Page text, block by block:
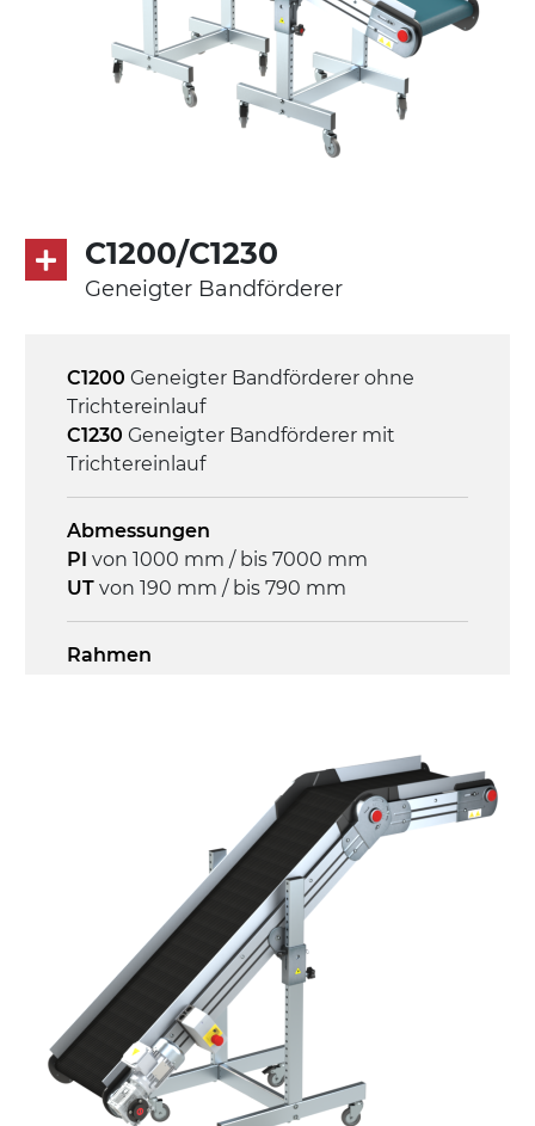
Antrieb
direkt, Zug (linke Seite), 3-phasiger
Asynchronmotor für Mehrfachspannung
3,4 m/Minute
Steuerung
C1200/C1230
Geneigter Bandförderer
C1200 Geneigter Bandförderer ohne
Trichtereinlauf
C1230 Geneigter Bandförderer mit
Trichtereinlauf
Abmessungen
PI von 1000 mm / bis 7000 mm
UT von 190 mm / bis 790 mm
Rahmen
Stranggepresste Profile aus eloxierter
ausziehbare Elemente mit Scharnieren
aus druckgegossener Alu-Legierung,
Beine aus verzinktem Metallrohr,
Schwenkräder mit/ohne Bremse (2+2)
Förderfläche